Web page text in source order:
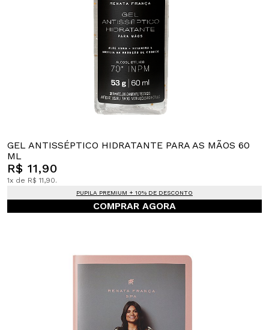
GEL ANTISSÉPTICO HIDRATANTE PARA AS MÃOS 60
ML
R$ 11,90
1x de R$ 11,90.
PUPILA PREMIUM + 10% DE DESCONTO
COMPRAR AGORA